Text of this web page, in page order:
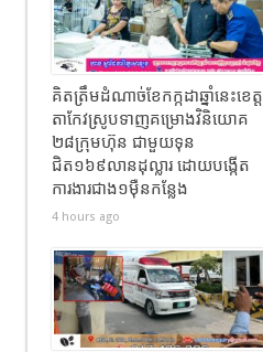
គិតត្រឹមដំណាច់ខែកក្កដាឆ្នាំនេះខេត្ត
តាកែវស្រូបទាញគម្រោងវិនិយោគ
២៨ក្រុមហ៊ុន ជាមួយទុន
ជិត១៦៩លានដុល្លារ ដោយបង្កើត
ការងារជាង១ម៉ឺនកន្លែង
4 hours ago